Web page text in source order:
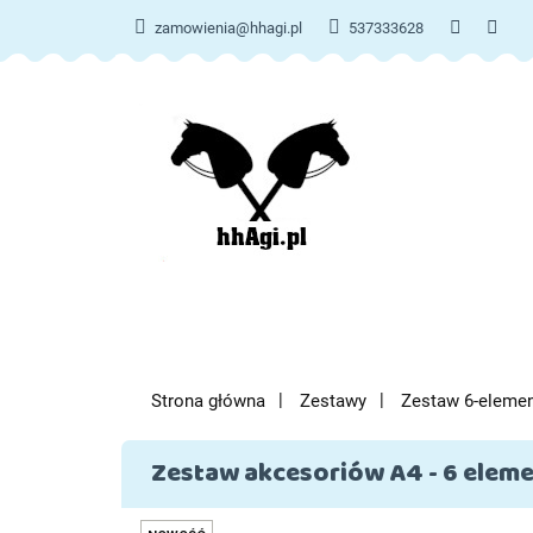
zamowienia@hhagi.pl 537333628
Strona główna Zestawy Zestaw 6-
Zestaw akcesoriów A4 - 6